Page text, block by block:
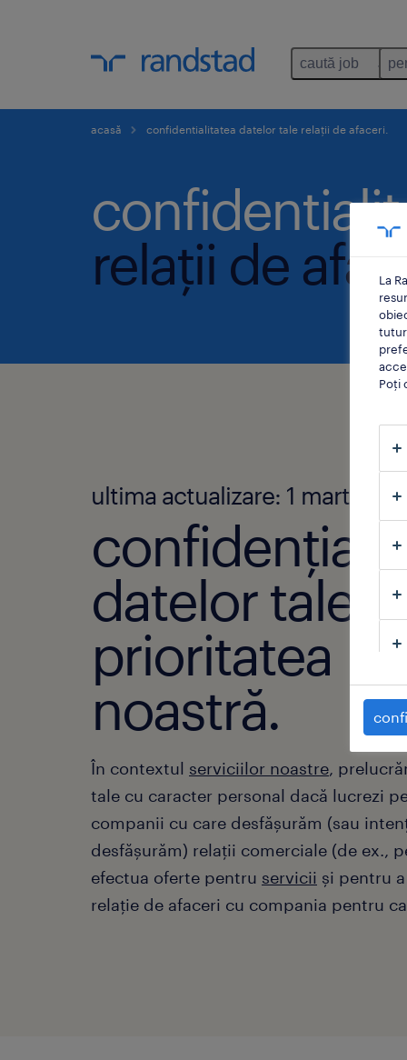
caută job
acasă confidentialitatea datelor tale relații de afaceri.
relații de
ultima actualizare: 1 martie
datelor tale
prioritatea
noastră.
În contextul serviciilor noastre,
tale cu caracter personal dacă lucrezi
companii cu care desfășurăm (sau
desfășurăm) relații comerciale (de ex.,
efectua oferte pentru servicii și pentru
relație de afaceri cu compania pentru
La
Poți